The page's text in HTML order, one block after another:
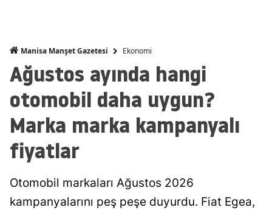
Manisa Manşet Gazetesi Ekonomi
Ağustos ayında hangi
otomobil daha uygun?
Marka marka kampanyalı
fiyatlar
Otomobil markaları Ağustos 2026
kampanyalarını peş peşe duyurdu. Fiat Egea,